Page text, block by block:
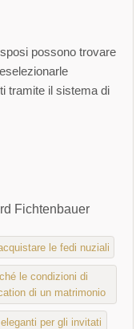
possono trovare
tramite il sistema di
Fichtenbauer
le fedi nuziali
le condizioni di
di un matrimonio
per gli invitati